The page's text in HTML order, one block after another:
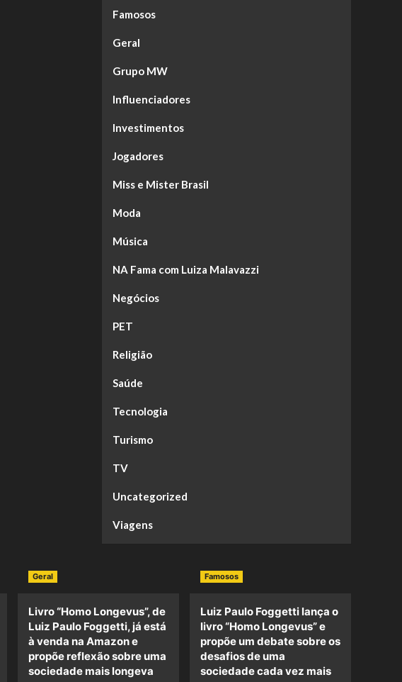
Famosos
Geral
Grupo MW
Influenciadores
Investimentos
Jogadores
Miss e Mister Brasil
Moda
Música
NA Fama com Luiza Malavazzi
Negócios
PET
Religião
Saúde
Tecnologia
Turismo
TV
Uncategorized
Viagens
Geral
Livro “Homo Longevus”, de
Luiz Paulo Foggetti, já está
à venda na Amazon e
propõe reflexão sobre uma
sociedade mais longeva
Famosos
Luiz Paulo Foggetti lança o
livro “Homo Longevus” e
propõe um debate sobre os
desafios de uma
sociedade cada vez mais